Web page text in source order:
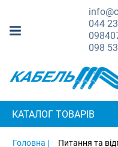
044
098
098
КАТАЛОГ ТОВАРІВ
Головна | Питання та